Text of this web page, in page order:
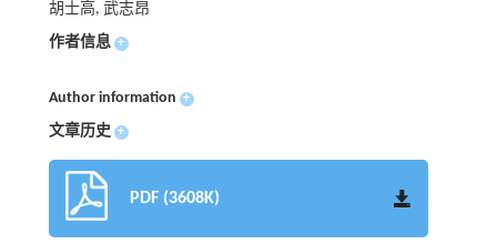
胡士高, 武志昂
作者信息 +
Author information +
文章历史 +
PDF (3608K)